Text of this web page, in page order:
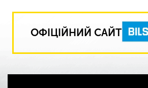
ОФІЦІЙНИЙ САЙТ